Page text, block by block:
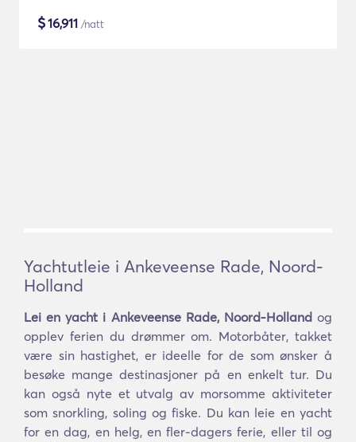
$16,911 /natt
Yachtutleie i Ankeveense Rade, Noord-
Holland
Lei en yacht i Ankeveense Rade, Noord-Holland og
opplev ferien du drømmer om. Motorbåter, takket
være sin hastighet, er ideelle for de som ønsker å
besøke mange destinasjoner på en enkelt tur. Du
kan også nyte et utvalg av morsomme aktiviteter
som snorkling, soling og fiske. Du kan leie en yacht
for en dag, en helg, en fler-dagers ferie, eller til og